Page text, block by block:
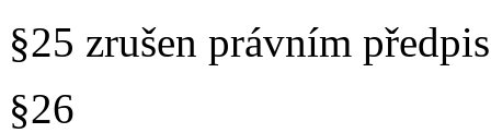
§25 zrušen právním
§26